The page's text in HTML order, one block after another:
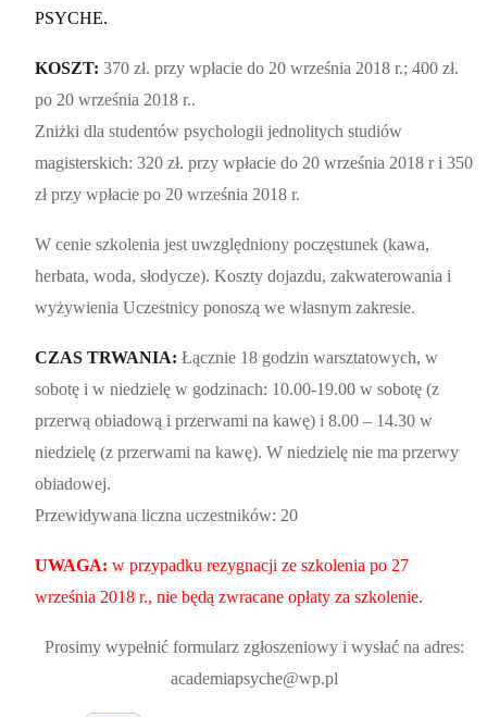
PSYCHE.
KOSZT: 370 zł. przy wpłacie do 20 września 2018 r.; 400 zł.
po 20 września 2018 r..
Zniżki dla studentów psychologii jednolitych studiów
magisterskich: 320 zł. przy wpłacie do 20 września 2018 r i 350
zł przy wpłacie po 20 września 2018 r.
W cenie szkolenia jest uwzględniony poczęstunek (kawa,
herbata, woda, słodycze). Koszty dojazdu, zakwaterowania i
wyżywienia Uczestnicy ponoszą we własnym zakresie.
CZAS TRWANIA: Łącznie 18 godzin warsztatowych, w
sobotę i w niedzielę w godzinach: 10.00-19.00 w sobotę (z
przerwą obiadową i przerwami na kawę) i 8.00 – 14.30 w
niedzielę (z przerwami na kawę). W niedzielę nie ma przerwy
obiadowej.
Przewidywana liczna uczestników: 20
UWAGA: w przypadku rezygnacji ze szkolenia po 27
września 2018 r., nie będą zwracane opłaty za szkolenie.
Prosimy wypełnić formularz zgłoszeniowy i wysłać na adres:
academiapsyche@wp.pl